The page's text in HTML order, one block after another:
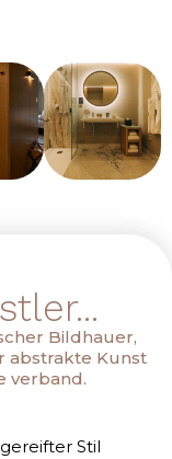
Bildhauer,
abstrakte Kunst
verband.
Stil